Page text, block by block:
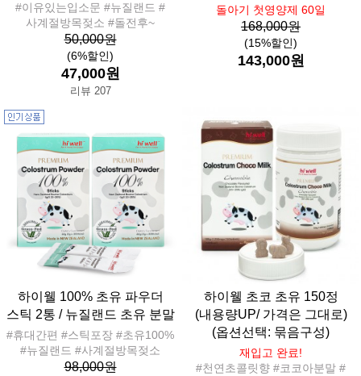
#이유있는입소문 #뉴질랜드 #
사계절방목젖소 #돌전후~
50,000원
(6%할인)
47,000원
리뷰 207
돌아기 첫영양제 60일
168,000원
(15%할인)
143,000원
하이웰 100% 초유 파우더
스틱 2통 / 뉴질랜드 초유 분말
#휴대간편 #스틱포장 #초유100%
#뉴질랜드 #사계절방목젖소
98,000원
하이웰 초코 초유 150정
(내용량UP/ 가격은 그대로)
(옵션선택: 묶음구성)
재입고 완료!
#천연초콜릿향 #코코아분말 #